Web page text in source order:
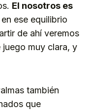
El nosotros es
en ese equilibrio
de ahí veremos
juego muy clara, y
también
que